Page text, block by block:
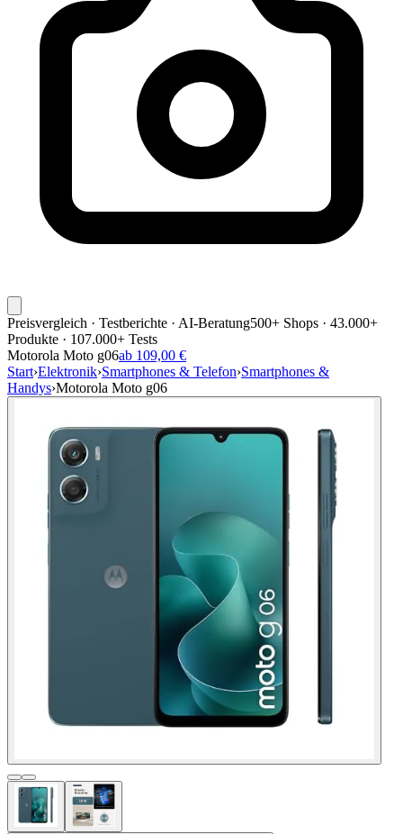
Preisvergleich · Testberichte · AI-Beratung500+ Shops · 43.000+
Produkte · 107.000+ Tests
Motorola Moto g06ab 109,00 €
Start›Elektronik›Smartphones & Telefon›Smartphones &
Handys›Motorola Moto g06